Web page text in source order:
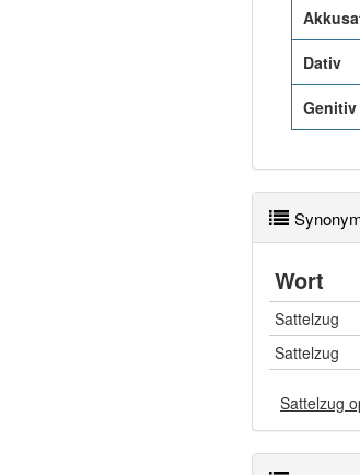
Dativ
Genitiv
Wort
Sattelzug
Sattelzug
Sattelzug